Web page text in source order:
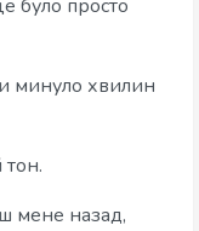
було просто
минуло хвилин
мене назад,